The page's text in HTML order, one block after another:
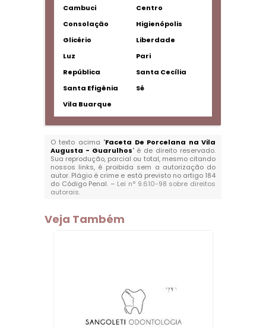
Cambuci
Centro
Consolação
Higienópolis
Glicério
Liberdade
Luz
Pari
República
Santa Cecília
Santa Efigênia
Sé
Vila Buarque
O texto acima "Faceta De Porcelana na Vila
Augusta - Guarulhos" é de direito reservado.
Sua reprodução, parcial ou total, mesmo citando
nossos links, é proibida sem a autorização do
autor. Plágio é crime e está previsto no artigo 184
do Código Penal. – Lei n° 9.610-98 sobre direitos
autorais.
Veja Também